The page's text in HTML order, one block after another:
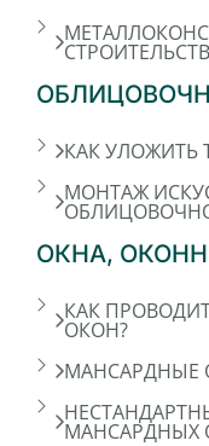
КАК УЛОЖИТЬ
МОНТАЖ
ОКНА,
КАК
ОКОН?
МАНСАРДНЫЕ
МАНСАРДНЫХ